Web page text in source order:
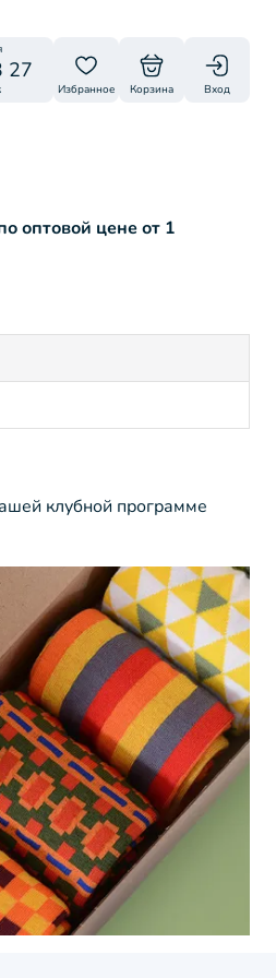
27
Избранное Корзина Вход
оптовой цене от 1
клубной программе